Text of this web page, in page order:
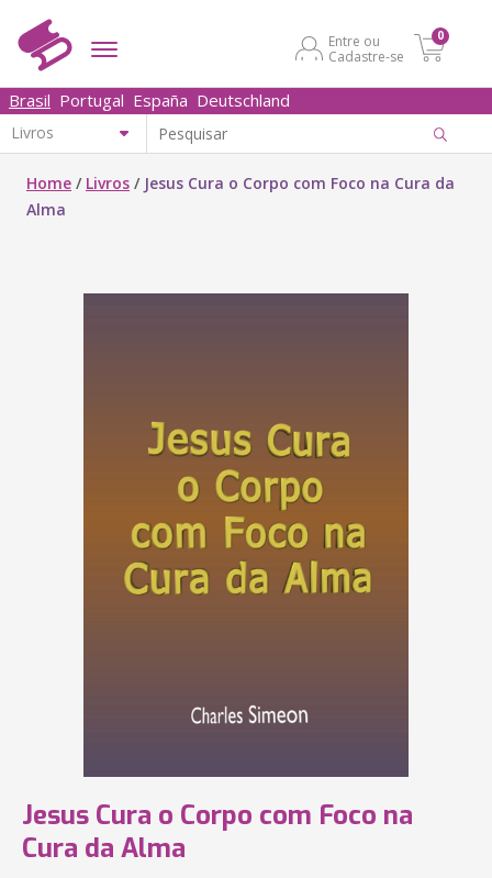
Entre ou
Cadastre-se
0
Brasil Portugal España Deutschland
Home / Livros / Jesus Cura o Corpo com Foco na Cura da
Alma
Jesus Cura o Corpo com Foco na
Cura da Alma